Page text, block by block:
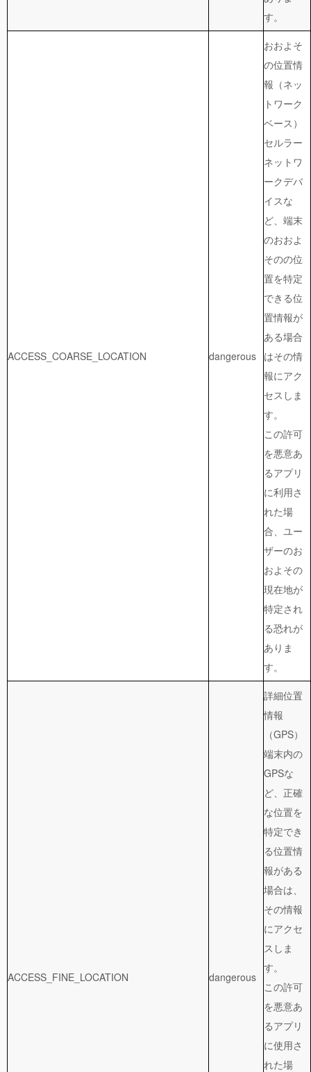
す。
ACCESS_COARSE_LOCATION dangerous
おおよそ
の位置情
報（ネッ
トワーク
ベース）
セルラー
ネットワ
ークデバ
イスな
ど、端末
のおおよ
そのの位
置を特定
できる位
置情報が
ある場合
はその情
報にアク
セスしま
す。
この許可
を悪意あ
るアプリ
に利用さ
れた場
合、ユー
ザーのお
およその
現在地が
特定され
る恐れが
ありま
す。
ACCESS_FINE_LOCATION dangerous
詳細位置
情報
（GPS）
端末内の
GPSな
ど、正確
な位置を
特定でき
る位置情
報がある
場合は、
その情報
にアクセ
スしま
す。
この許可
を悪意あ
るアプリ
に使用さ
れた場